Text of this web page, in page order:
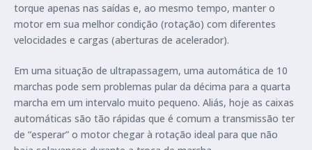
torque apenas nas saídas e, ao mesmo tempo, manter o
motor em sua melhor condição (rotação) com diferentes
velocidades e cargas (aberturas de acelerador).
Em uma situação de ultrapassagem, uma automática de 10
marchas pode sem problemas pular da décima para a quarta
marcha em um intervalo muito pequeno. Aliás, hoje as caixas
automáticas são tão rápidas que é comum a transmissão ter
de “esperar” o motor chegar à rotação ideal para que não